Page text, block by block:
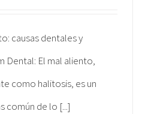
causas dentales y
Dental: El mal aliento,
como halitosis, es un
común de lo [...]